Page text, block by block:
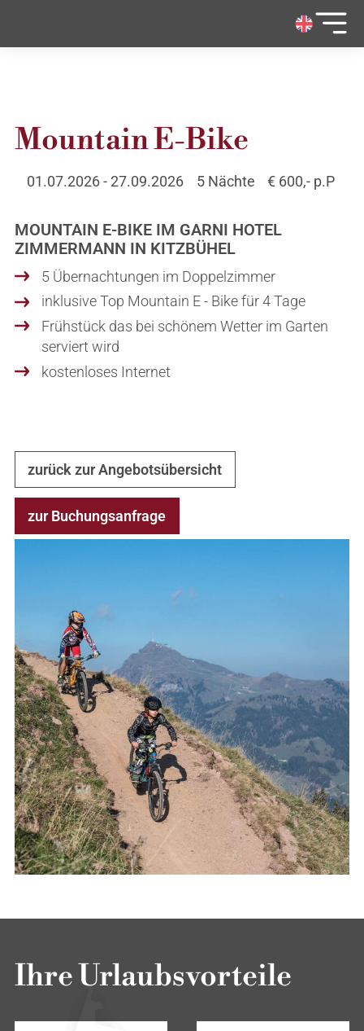
Garni Hotel Zimmermann
Über uns
Zimmer & Preise
E-Bike Verleih
Bildergalerie
Webcam
Lux. Apartment Zimmermann
Bildergalerie
Sommer
Anfrage & Buchung
Mountain E-Bike
01.07.2026 - 27.09.2026 5 Nächte € 600,- p.P
MOUNTAIN E-BIKE IM GARNI HOTEL
ZIMMERMANN IN KITZBÜHEL
5 Übernachtungen im Doppelzimmer
inklusive Top Mountain E - Bike für 4 Tage
Frühstück das bei schönem Wetter im Garten
serviert wird
kostenloses Internet
zurück zur Angebotsübersicht
zur Buchungsanfrage
Ihre Urlaubsvorteile